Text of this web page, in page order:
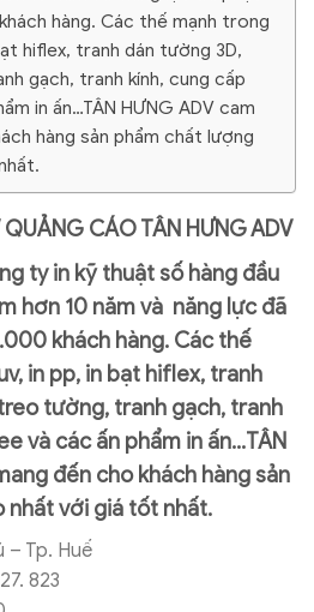
hàng. Các thế mạnh trong
hiflex, tranh dán tường 3D,
gạch, tranh kính, cung cấp
in ấn…TÂN HƯNG ADV cam
hàng sản phẩm chất lượng
QUẢNG CÁO TÂN HƯNG ADV
ty in kỹ thuật số hàng đầu
hơn 10 năm và năng lực đã
khách hàng. Các thế
in pp, in bạt hiflex, tranh
tường, tranh gạch, tranh
và các ấn phẩm in ấn…TÂN
đến cho khách hàng sản
nhất với giá tốt nhất.
– Tp. Huế
823